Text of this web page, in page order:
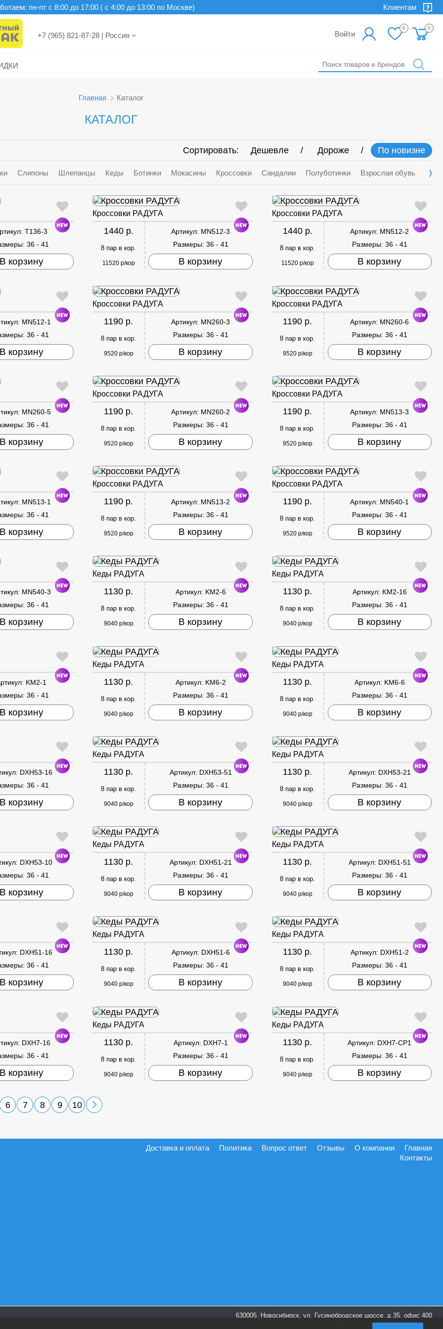
Клиентам
пн-пт c 8:00 до 17:00 ( с 4:00 до 13:00 по Москве)
+7 (965) 821-87-28 | Россия Войти
0 0
Главная Каталог
КАТАЛОГ
Сортировать: Дешевле Дороже По новизне
Слипоны Шлепанцы Кеды Ботинки Мокасины Кроссовки Сандалии Полуботинки Взрослая обувь
T136-3
36 - 41
В корзину
Кроссовки РАДУГА
1440 р.
8 пар в кор.
11520 р/кор
Артикул: MN512-3
Размеры: 36 - 41
В корзину
Кроссовки РАДУГА
1440 р.
8 пар в кор.
11520 р/кор
Артикул: MN512-2
Размеры: 36 - 41
В корзину
MN512-1
36 - 41
В корзину
Кроссовки РАДУГА
1190 р.
8 пар в кор.
9520 р/кор
Артикул: MN260-3
Размеры: 36 - 41
В корзину
Кроссовки РАДУГА
1190 р.
8 пар в кор.
9520 р/кор
Артикул: MN260-6
Размеры: 36 - 41
В корзину
MN260-5
36 - 41
В корзину
Кроссовки РАДУГА
1190 р.
8 пар в кор.
9520 р/кор
Артикул: MN260-2
Размеры: 36 - 41
В корзину
Кроссовки РАДУГА
1190 р.
8 пар в кор.
9520 р/кор
Артикул: MN513-3
Размеры: 36 - 41
В корзину
MN513-1
36 - 41
В корзину
Кроссовки РАДУГА
1190 р.
8 пар в кор.
9520 р/кор
Артикул: MN513-2
Размеры: 36 - 41
В корзину
Кроссовки РАДУГА
1190 р.
8 пар в кор.
9520 р/кор
Артикул: MN540-1
Размеры: 36 - 41
В корзину
MN540-3
36 - 41
В корзину
Кеды РАДУГА
1130 р.
8 пар в кор.
9040 р/кор
Артикул: KM2-6
Размеры: 36 - 41
В корзину
Кеды РАДУГА
1130 р.
8 пар в кор.
9040 р/кор
Артикул: KM2-16
Размеры: 36 - 41
В корзину
KM2-1
36 - 41
В корзину
Кеды РАДУГА
1130 р.
8 пар в кор.
9040 р/кор
Артикул: KM6-2
Размеры: 36 - 41
В корзину
Кеды РАДУГА
1130 р.
8 пар в кор.
9040 р/кор
Артикул: KM6-6
Размеры: 36 - 41
В корзину
DXH53-16
36 - 41
В корзину
Кеды РАДУГА
1130 р.
8 пар в кор.
9040 р/кор
Артикул: DXH53-51
Размеры: 36 - 41
В корзину
Кеды РАДУГА
1130 р.
8 пар в кор.
9040 р/кор
Артикул: DXH53-21
Размеры: 36 - 41
В корзину
DXH53-10
36 - 41
В корзину
Кеды РАДУГА
1130 р.
8 пар в кор.
9040 р/кор
Артикул: DXH51-21
Размеры: 36 - 41
В корзину
Кеды РАДУГА
1130 р.
8 пар в кор.
9040 р/кор
Артикул: DXH51-51
Размеры: 36 - 41
В корзину
DXH51-16
36 - 41
В корзину
Кеды РАДУГА
1130 р.
8 пар в кор.
9040 р/кор
Артикул: DXH51-6
Размеры: 36 - 41
В корзину
Кеды РАДУГА
1130 р.
8 пар в кор.
9040 р/кор
Артикул: DXH51-2
Размеры: 36 - 41
В корзину
DXH7-16
36 - 41
В корзину
Кеды РАДУГА
1130 р.
8 пар в кор.
9040 р/кор
Артикул: DXH7-1
Размеры: 36 - 41
В корзину
Кеды РАДУГА
1130 р.
8 пар в кор.
9040 р/кор
Артикул: DXH7-CP1
Размеры: 36 - 41
В корзину
6 7 8 9 10
Главная
О компании
Отзывы
Вопрос ответ
Политика
Доставка и оплата
Контакты
630005, Новосибирск, ул. Гусинобродское шоссе, д.35, офис 400
+7 (965) 821-87-28
пн-пт. 9:00-18:00